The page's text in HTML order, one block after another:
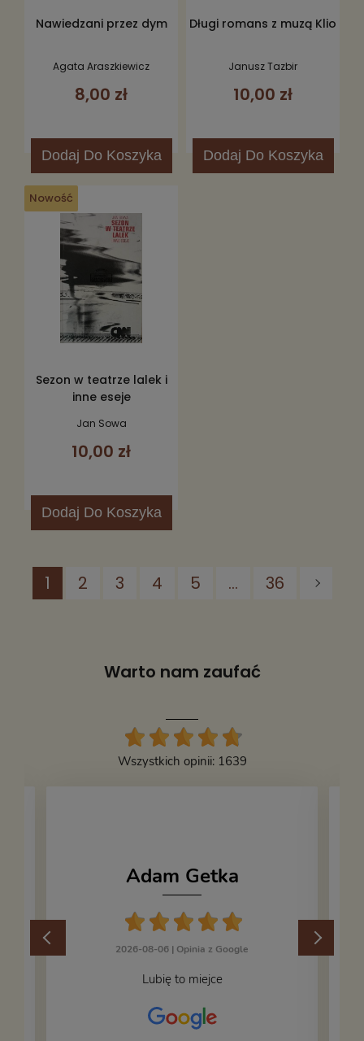
Nawiedzani przez dym
Agata Araszkiewicz
8,00 zł
Dodaj Do Koszyka
Długi romans z muzą Klio
Janusz Tazbir
10,00 zł
Dodaj Do Koszyka
Sezon w teatrze lalek i
inne eseje
Jan Sowa
10,00 zł
Dodaj Do Koszyka
Nowość
1 2 3 4 5 ... 36
Warto nam zaufać
Wszystkich opinii: 1639
Adam Getka
2026-08-06 | Opinia z Google
Lubię to miejce